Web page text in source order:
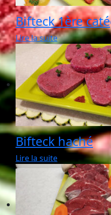
Bifteck 1ère
Lire la suite
Bifteck haché
Lire la suite